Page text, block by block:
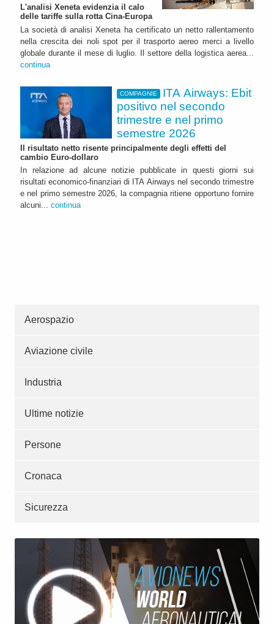
L'analisi Xeneta evidenzia il calo
delle tariffe sulla rotta Cina-Europa
La società di analisi Xeneta ha certificato un netto rallentamento
nella crescita dei noli spot per il trasporto aereo merci a livello
globale durante il mese di luglio. Il settore della logistica aerea...
continua
COMPAGNIE
ITA Airways: Ebit
positivo nel secondo
trimestre e nel primo
semestre 2026
Il risultato netto risente principalmente degli effetti del
cambio Euro-dollaro
In relazione ad alcune notizie pubblicate in questi giorni sui
risultati economico-finanziari di ITA Airways nel secondo trimestre
e nel primo semestre 2026, la compagnia ritiene opportuno fornire
alcuni... continua
Aerospazio
Aviazione civile
Industria
Ultime notizie
Persone
Cronaca
Sicurezza